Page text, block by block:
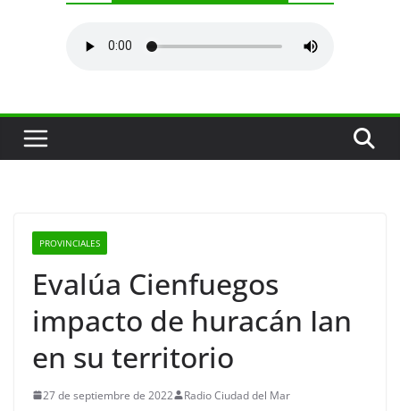
PROVINCIALES
Evalúa Cienfuegos
impacto de huracán Ian
en su territorio
27 de septiembre de 2022 Radio Ciudad del Mar